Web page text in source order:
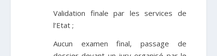
Validation finale par les services de
l’Etat;
Aucun examen final, passage de